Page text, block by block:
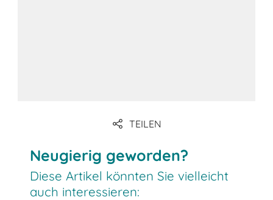
TEILEN
Neugierig geworden?
Diese Artikel könnten Sie vielleicht
auch interessieren: